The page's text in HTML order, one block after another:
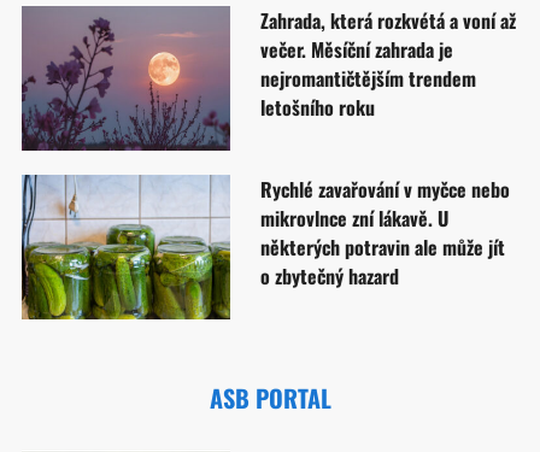
Zahrada, která rozkvétá a voní až
večer. Měsíční zahrada je
nejromantičtějším trendem
letošního roku
Rychlé zavařování v myčce nebo
mikrovlnce zní lákavě. U
některých potravin ale může jít
o zbytečný hazard
ASB PORTAL